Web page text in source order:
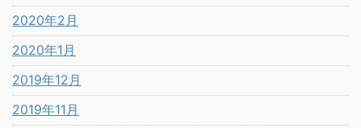
2020年2月
2020年1月
2019年12月
2019年11月